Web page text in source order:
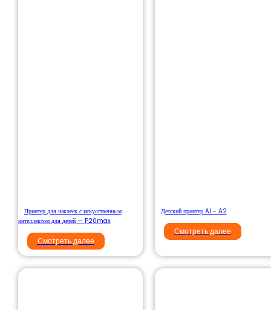
Принтер для наклеек с искусственным
интеллектом для детей — P20max
Смотреть далее
Детский принтер AI - A2
Смотреть далее